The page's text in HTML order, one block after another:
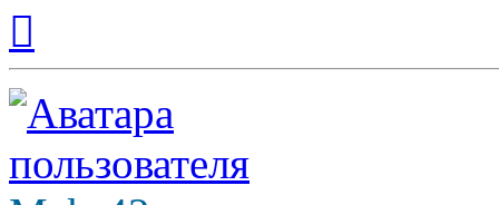
началу